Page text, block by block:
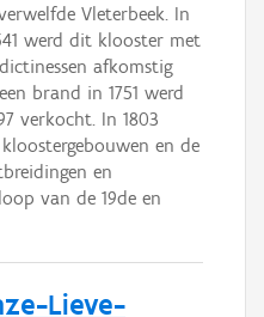
Vleterbeek. In
werd dit klooster met
afkomstig
brand in 1751 werd
verkocht. In 1803
en de
en
van de 19de en
Lieve-